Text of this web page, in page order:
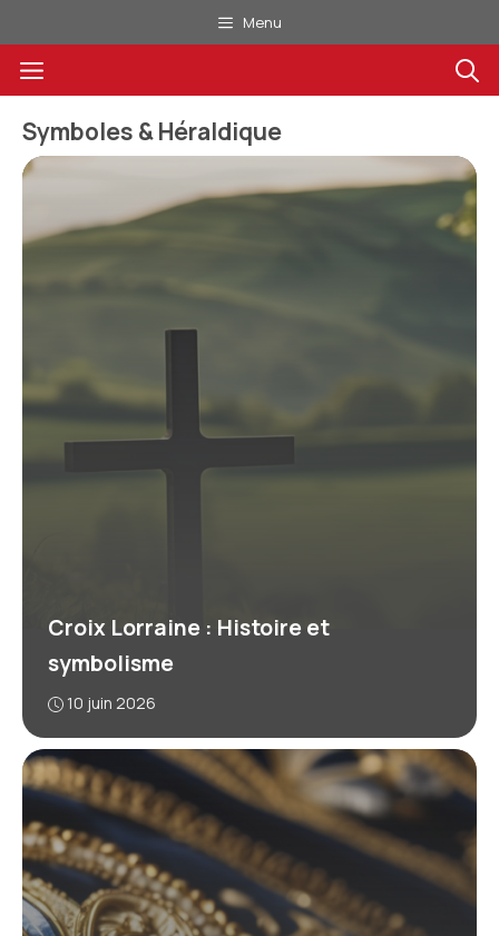
au
contenu
Menu
Menu
Symboles & Héraldique
Croix Lorraine : Histoire et
symbolisme
10 juin 2026